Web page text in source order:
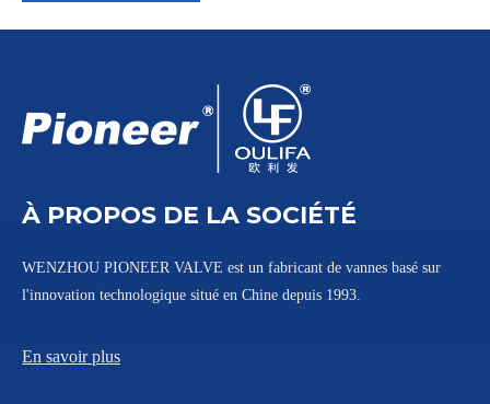
À PROPOS DE LA SOCIÉTÉ
WENZHOU PIONEER VALVE est un fabricant de vannes basé sur
l'innovation technologique situé en Chine depuis 1993.
En savoir plus